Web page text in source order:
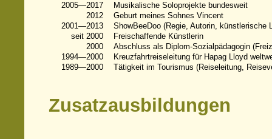
2005—2017
Musikalische Soloprojekte bundesweit
2012
Geburt meines Sohnes Vincent
2001—2013
ShowBeeDoo (Regie, Autorin, künstlerische
seit 2000
Freischaffende Künstlerin
2000
Abschluss als Diplom-Sozialpädagogin
1994—2000
Kreuzfahrtreiseleitung für Hapag Lloyd
1989—2000
Tätigkeit im Tourismus (Reiseleitung,
Zusatzausbildungen